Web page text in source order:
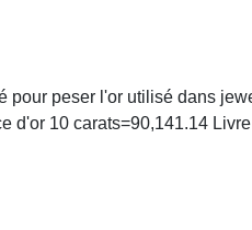
pour peser l'or utilisé dans
d'or 10 carats=90,141.14